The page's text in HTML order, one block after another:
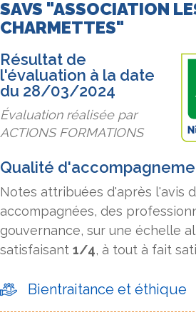
SAVS "ASSOCIATION
CHARMETTES"
Résultat de
l'évaluation à la date
du 28/03/2024
Évaluation réalisée par
ACTIONS FORMATIONS
Qualité
Notes attribuées d'après l'avis
accompagnées, des
gouvernance, sur une échelle
satisfaisant 1/4, à tout à fait
Bientraitance et éthique